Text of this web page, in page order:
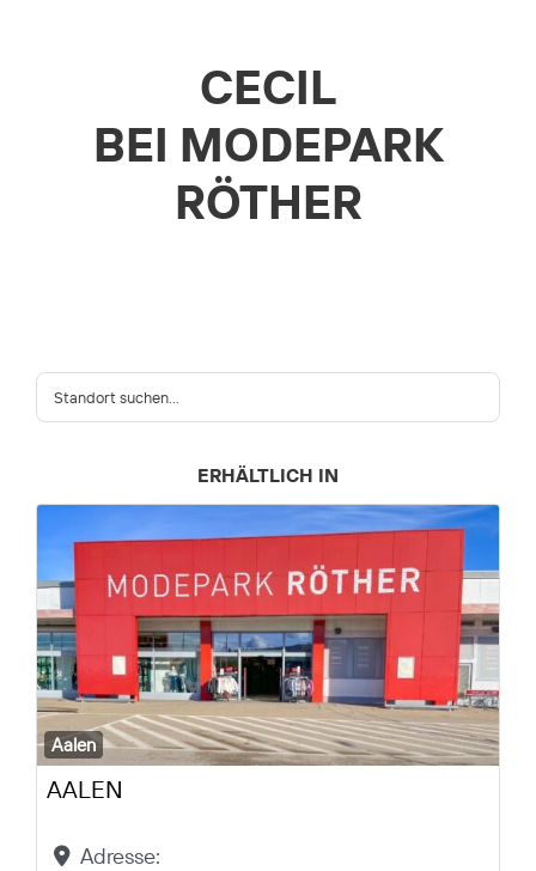
CECIL
BEI MODEPARK
RÖTHER
ERHÄLTLICH IN
Aalen
AALEN
Adresse: